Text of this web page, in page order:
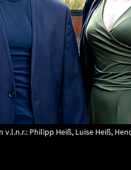
v.l.n.r.: Philipp Heiß, Luise Heiß,